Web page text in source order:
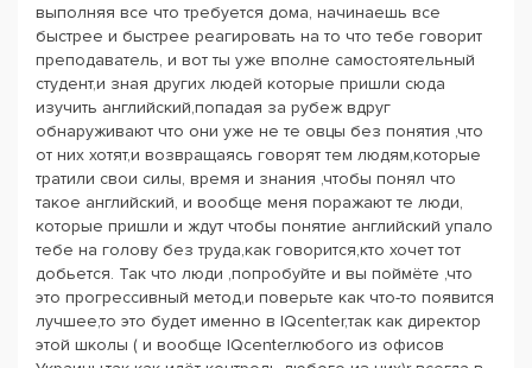
выполняя все что требуется дома, начинаешь все
быстрее и быстрее реагировать на то что тебе говорит
преподаватель, и вот ты уже вполне самостоятельный
студент,и зная других людей которые пришли сюда
изучить английский,попадая за рубеж вдруг
обнаруживают что они уже не те овцы без понятия ,что
от них хотят,и возвращаясь говорят тем людям,которые
тратили свои силы, время и знания ,чтобы понял что
такое английский, и вообще меня поражают те люди,
которые пришли и ждут чтобы понятие английский упало
тебе на голову без труда,как говорится,кто хочет тот
добьется. Так что люди ,попробуйте и вы поймёте ,что
это прогрессивный метод,и поверьте как что-то появится
лучшее,то это будет именно в IQcenter,так как директор
этой школы ( и вообще IQcenterлюбого из офисов